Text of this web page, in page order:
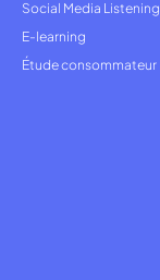
Social Media Listening
E-learning
Étude consommateur